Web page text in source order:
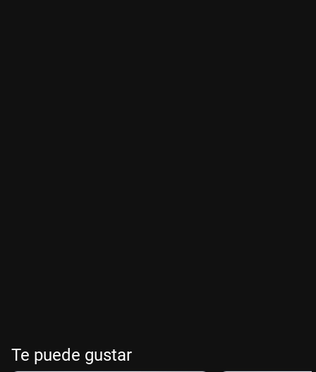
Te puede gustar